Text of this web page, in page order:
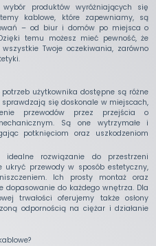
produktów wyróżniających się
kablowe, które zapewniamy, są
– od biur i domów po miejsca o
temu możesz mieć pewność, że
Twoje oczekiwania, zarówno
użytkownika dostępne są różne
sprawdzają się doskonale w miejscach,
przewodów przez przejścia o
Są one wytrzymałe i
potknięciom oraz uszkodzeniom
idealne rozwiązanie do przestrzeni
ukryć przewody w sposób estetyczny,
Ich prosty montaż oraz
dopasowanie do każdego wnętrza. Dla
trwałości oferujemy także osłony
odpornością na ciężar i działanie